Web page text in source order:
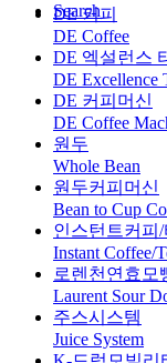
Search
DE 커피
DE Coffee
DE 엑설런스
DE Excellence
DE 커피머신
DE Coffee
원두
Whole Bean
원두커피머신
Bean to Cup
인스턴트커피/
Instant Coffee/
로렌천연효모
Laurent Sour
주스시스템
Juice System